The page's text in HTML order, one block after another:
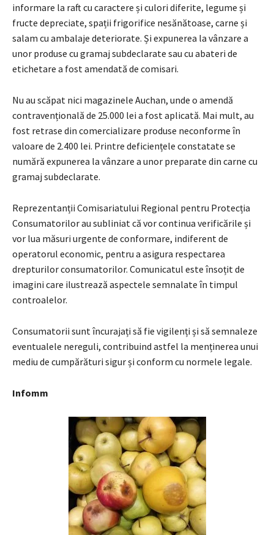
informare la raft cu caractere și culori diferite, legume și
fructe depreciate, spații frigorifice nesănătoase, carne și
salam cu ambalaje deteriorate. Și expunerea la vânzare a
unor produse cu gramaj subdeclarate sau cu abateri de
etichetare a fost amendată de comisari.
Nu au scăpat nici magazinele Auchan, unde o amendă
contravențională de 25.000 lei a fost aplicată. Mai mult, au
fost retrase din comercializare produse neconforme în
valoare de 2.400 lei. Printre deficiențele constatate se
numără expunerea la vânzare a unor preparate din carne cu
gramaj subdeclarate.
Reprezentanții Comisariatului Regional pentru Protecția
Consumatorilor au subliniat că vor continua verificările și
vor lua măsuri urgente de conformare, indiferent de
operatorul economic, pentru a asigura respectarea
drepturilor consumatorilor. Comunicatul este însoțit de
imagini care ilustrează aspectele semnalate în timpul
controalelor.
Consumatorii sunt încurajați să fie vigilenți și să semnaleze
eventualele nereguli, contribuind astfel la menținerea unui
mediu de cumpărături sigur și conform cu normele legale.
Infomm